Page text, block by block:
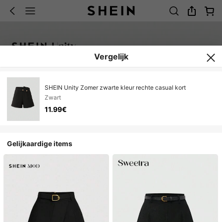
Vergelijk
SHEIN Unity Zomer zwarte kleur rechte casual kort
Zwart
11.99€
Gelijkaardige items